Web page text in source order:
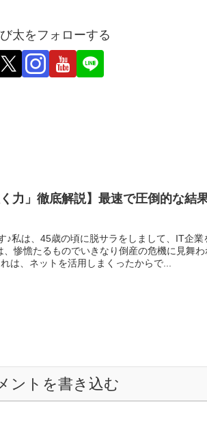
太をフォローする
く力」徹底解説】最速で圧倒的な結
♪私は、45歳の頃に脱サラをしまして、IT企
、惨憺たるものでいきなり倒産の危機に見舞
は、ネットを活用しまくったからで...
ントを書き込む